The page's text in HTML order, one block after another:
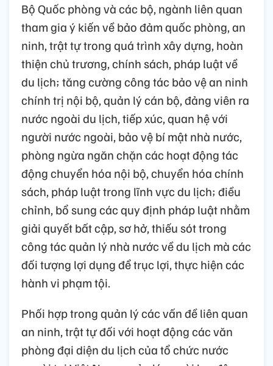
Bộ Quốc phòng và các bộ, ngành liên quan
tham gia ý kiến về bảo đảm quốc phòng, an
ninh, trật tự trong quá trình xây dựng, hoàn
thiện chủ trương, chính sách, pháp luật về
du lịch; tăng cường công tác bảo vệ an ninh
chính trị nội bộ, quản lý cán bộ, đảng viên ra
nước ngoài du lịch, tiếp xúc, quan hệ với
người nước ngoài, bảo vệ bí mật nhà nước,
phòng ngừa ngăn chặn các hoạt động tác
động chuyển hóa nội bộ, chuyển hóa chính
sách, pháp luật trong lĩnh vực du lịch; điều
chỉnh, bổ sung các quy định pháp luật nhằm
giải quyết bất cập, sơ hở, thiếu sót trong
công tác quản lý nhà nước về du lịch mà các
đối tượng lợi dụng để trục lợi, thực hiện các
hành vi phạm tội.
Phối hợp trong quản lý các vấn đề liên quan
an ninh, trật tự đối với hoạt động các văn
phòng đại diện du lịch của tổ chức nước